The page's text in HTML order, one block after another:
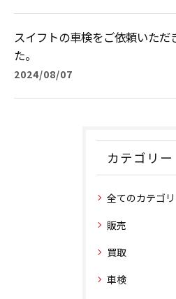
スイフトの車検をご依頼いただ
た。
2024/08/07
カテゴリー
全てのカテゴ
販売
買取
車検